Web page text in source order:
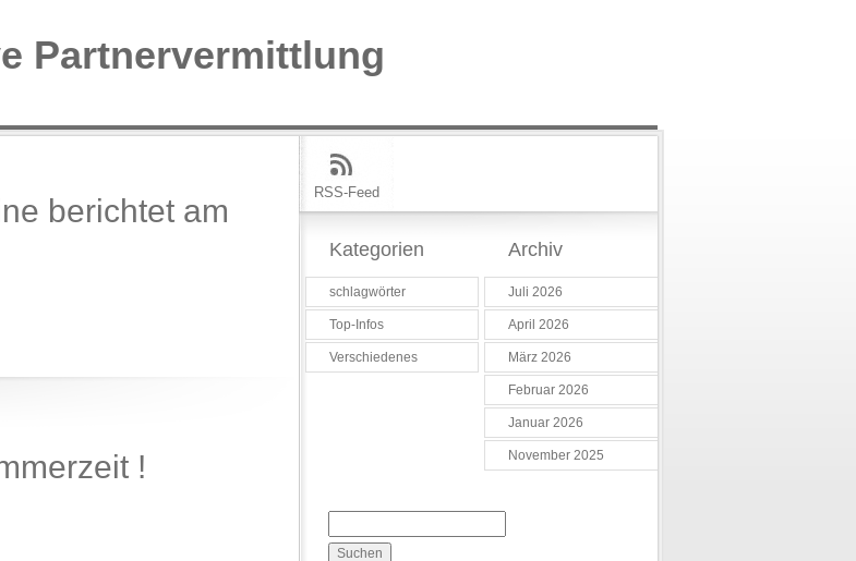
Partnervermittlung
berichtet am
!
RSS-Feed
Kategorien
schlagwörter
Top-Infos
Verschiedenes
Archiv
Juli 2026
April 2026
März 2026
Februar 2026
Januar 2026
November 2025